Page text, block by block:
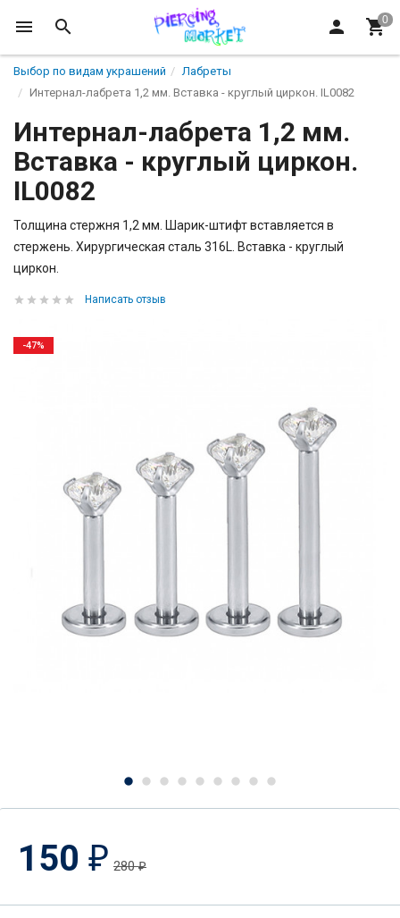
Выбор по видам украшений
Лабреты
Интернал-лабрета 1,2 мм. Вставка - круглый циркон. IL0082
Интернал-лабрета 1,2 мм.
Вставка - круглый циркон.
IL0082
Толщина стержня 1,2 мм. Шарик-штифт вставляется в
стержень. Хирургическая сталь 316L. Вставка - круглый
циркон.
Написать отзыв
-47%
150 ₽ 280₽